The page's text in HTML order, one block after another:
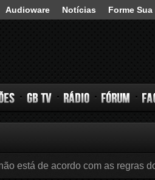
Audioware Notícias Forme
GB TV Rádio Fórum
está de acordo com as regras